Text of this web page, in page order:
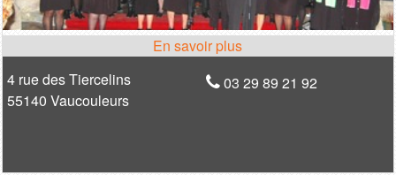
4 rue des Tiercelins
55140 Vaucouleurs
03 29 89 21 92